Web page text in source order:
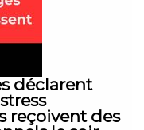
déclarent
reçoivent des